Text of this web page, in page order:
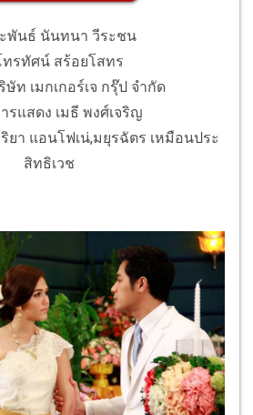
พันธ์ นันทนา วีระชน
รทัศน์ สร้อยโสทร
ษัท เมกเกอร์เจ กรุ๊ป จำกัด
รแสดง เมธี พงศ์เจริญ
ยา แอนโฟเน่,มยุรฉัตร เหมือนประ
สิทธิเวช